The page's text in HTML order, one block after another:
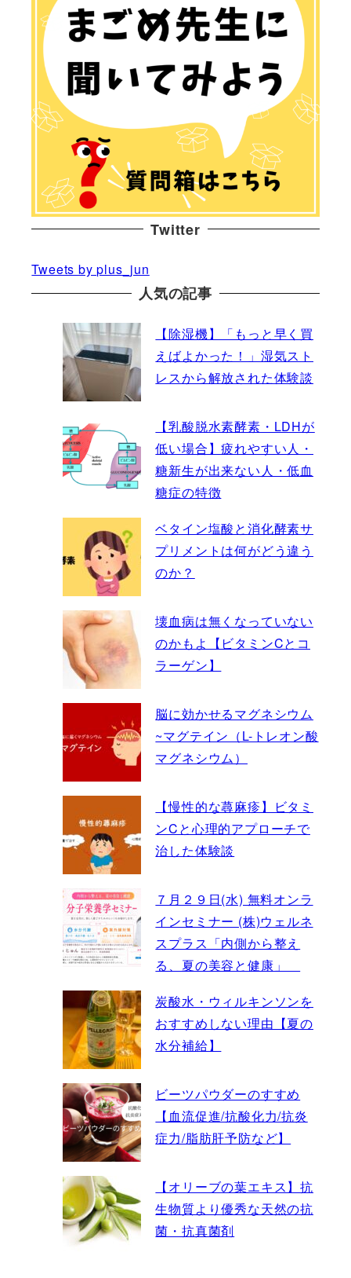
Twitter
Tweets by plus_jun
人気の記事
【除湿機】「もっと早く買
えばよかった！」湿気スト
レスから解放された体験談
【乳酸脱水素酵素・LDHが
低い場合】疲れやすい人・
糖新生が出来ない人・低血
糖症の特徴
ベタイン塩酸と消化酵素サ
プリメントは何がどう違う
のか？
壊血病は無くなっていない
のかもよ【ビタミンCとコ
ラーゲン】
脳に効かせるマグネシウム
~マグテイン（L-トレオン酸
マグネシウム）
【慢性的な蕁麻疹】ビタミ
ンCと心理的アプローチで
治した体験談
７月２９日(水) 無料オンラ
インセミナー (株)ウェルネ
スプラス「内側から整え
る、夏の美容と健康」
炭酸水・ウィルキンソンを
おすすめしない理由【夏の
水分補給】
ビーツパウダーのすすめ
【血流促進/抗酸化力/抗炎
症力/脂肪肝予防など】
【オリーブの葉エキス】抗
生物質より優秀な天然の抗
菌・抗真菌剤